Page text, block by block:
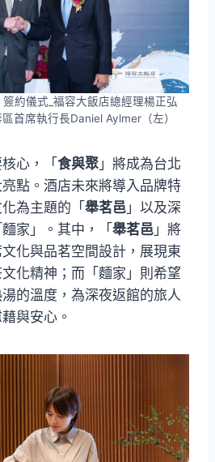
簽約儀式_福容大飯店總經理楊正弘
首席執行長Daniel Aylmer（左）
心，「食與聚 」將成為台北
點。酒店未來將導入品牌特
為主題的「 舉茗邑 」以及深
家」。其中，「 舉茗邑 」將
化與品茗空間設計，展現東
化精神；而「麵家」則希望
的溫度，為深夜返館的旅人
與安心。